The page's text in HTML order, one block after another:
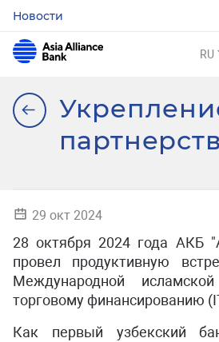
Новости
RU
29 окт 2024
28 октября 2024 года АКБ
провел продуктивную
Международной
торговому финансированию
Как первый узбекский